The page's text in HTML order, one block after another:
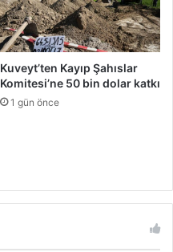
Kuveyt’ten Kayıp Şahıslar
Komitesi’ne 50 bin dolar katkı
1 gün önce